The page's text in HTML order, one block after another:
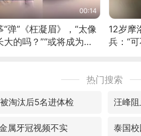
00:14
弹”《枉凝眉》，“太像
的吗？”“或将成为首
12岁摩
兵：“
热门搜索
淘汰后5名进体检 汪峰
属牙冠视频不实 泰国